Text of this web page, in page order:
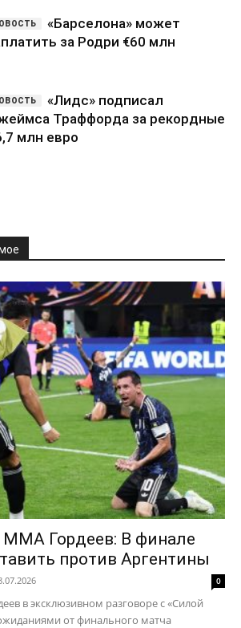
«Барселона» может
за Родри €60 млн
«Лидс» подписал
Траффорда за рекордные
млн евро
ММА Гордеев: В финале
против Аргентины
0
в эксклюзивном разговоре с «Силой
от финального матча